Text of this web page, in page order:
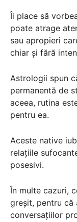
Îi place să
poate atrage
sau apropieri
chiar și fără
Astrologii spun
permanentă de
aceea, rutina
pentru ea.
Aceste native
relațiile
posesivi.
În multe cazuri,
greșit, pentru că
conversațiilor